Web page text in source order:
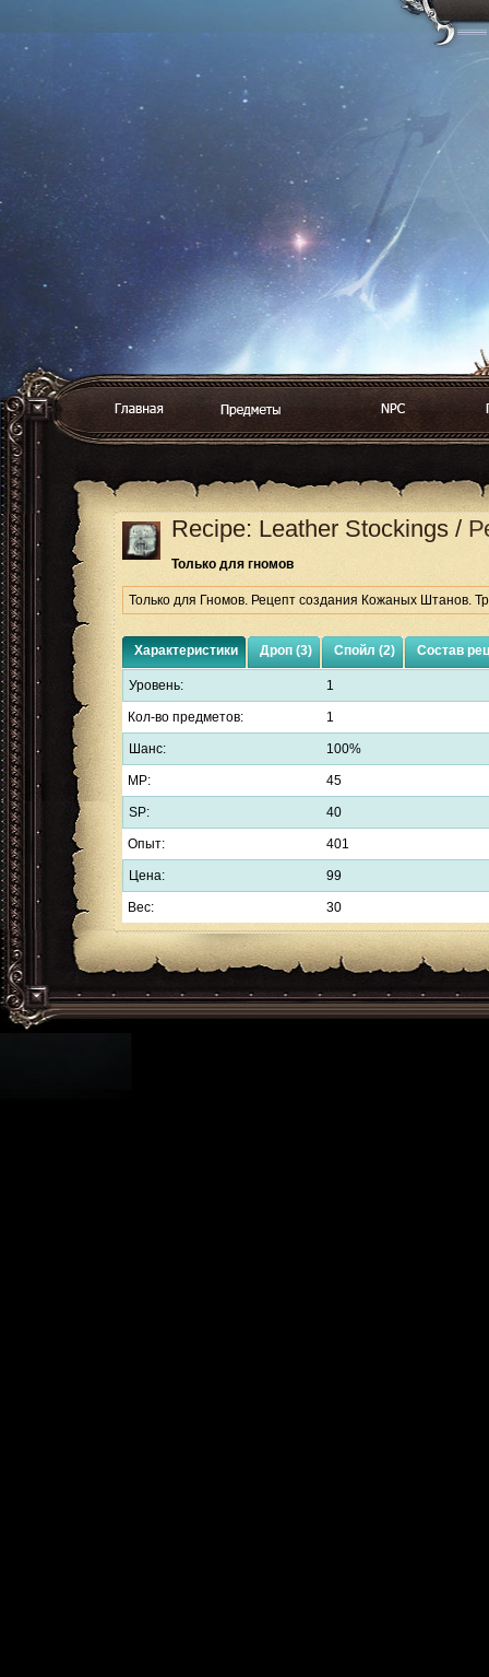
Recipe: Leather Stockings /
Только для гномов
Только для Гномов. Рецепт создания Кожаных Штанов.
Характеристики Дроп (3) Спойл (2) Состав
Уровень: 1
Кол-во предметов: 1
Шанс: 100%
MP: 45
SP: 40
Опыт: 401
Цена: 99
Вес: 30